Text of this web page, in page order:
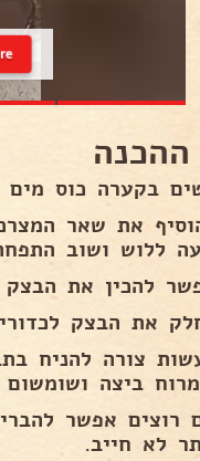
ההכנה
בקערה כוס מים
את שאר
ללוש ושוב
להכין את הבצק
את הבצק
ביצה
רוצים אפשר
לא חייב.